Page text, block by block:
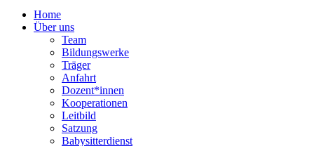
Home
Über uns
Team
Bildungswerke
Träger
Anfahrt
Dozent*innen
Kooperationen
Leitbild
Satzung
Babysitterdienst